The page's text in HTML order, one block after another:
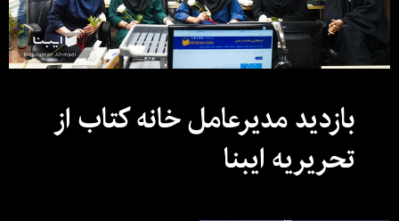
بازدید مدیرعامل خانه کتاب از
تحریریه ایبنا